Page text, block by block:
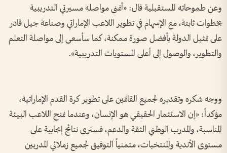
وعن طموحاته المستقبلية قال: «أتمنى مواصله مسيرتي التدريبية
بخطوات ثابتة، مع الإسهام في تطوير اللاعب الإماراتي وصناعة جيل قادر
على تمثيل الدولة بأفضل صورة ممكنة، كما سأسعى إلى مواصلة التعلم
والتطوير، والوصول إلى أعلى المستويات التدريبية».
ووجه شكره وتقديره لجميع القائمين على تطوير كرة القدم الإماراتية،
مؤكداً: «إن الاستثمار الحقيقي هو الإنسان، وعندما نمنح اللاعب البيئة
المناسبة، والمدرب الوطني الثقة والدعم، فسنرى نتائج إيجابية على
مستوى الأندية والمنتخبات، متمنياً التوفيق لجميع زملائي المدربين